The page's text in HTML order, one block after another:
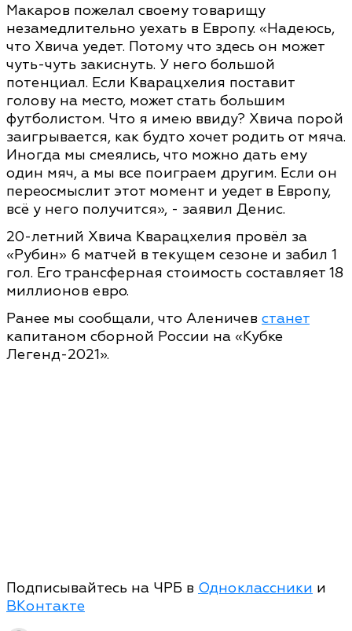
Макаров пожелал своему товарищу
незамедлительно уехать в Европу. «Надеюсь,
что Хвича уедет. Потому что здесь он может
чуть-чуть закиснуть. У него большой
потенциал. Если Кварацхелия поставит
голову на место, может стать большим
футболистом. Что я имею ввиду? Хвича порой
заигрывается, как будто хочет родить от мяча.
Иногда мы смеялись, что можно дать ему
один мяч, а мы все поиграем другим. Если он
переосмыслит этот момент и уедет в Европу,
всё у него получится», - заявил Денис.
20-летний Хвича Кварацхелия провёл за
«Рубин» 6 матчей в текущем сезоне и забил 1
гол. Его трансферная стоимость составляет 18
миллионов евро.
Ранее мы сообщали, что Аленичев станет
капитаном сборной России на «Кубке
Легенд-2021».
Подписывайтесь на ЧРБ в Одноклассники и
ВКонтакте